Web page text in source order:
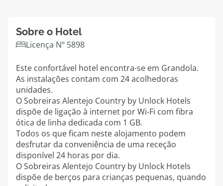
Apoio ao cliente no Estrangeiro
218 925 471
A sua agência de viagens Top Atlântico tem a preocupação de estar
sempre mais perto de si, para maior comodidade e total facilidade na
marcação das suas viagens, tem ainda ao seu dispor o nosso call center
a funcionar todos os dias úteis das 10:00 às 20:00 e Sábado das 10:00 às
14:00.
topatlantico@topatlantico.com
Sobre o Hotel
Licença Nº 5898
Este confortável hotel encontra-se em Grandola.
As instalações contam com 24 acolhedoras
unidades.
O Sobreiras Alentejo Country by Unlock Hotels
dispõe de ligação à internet por Wi-Fi com fibra
ótica de linha dedicada com 1 GB.
Todos os que ficam neste alojamento podem
desfrutar da conveniência de uma receção
disponível 24 horas por dia.
O Sobreiras Alentejo Country by Unlock Hotels
dispõe de berços para crianças pequenas, quando